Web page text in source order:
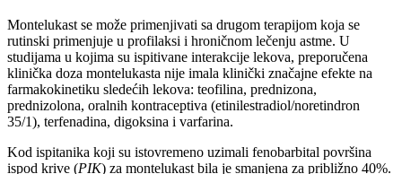
Montelukast se može primenjivati sa drugom terapijom koja se
rutinski primenjuje u profilaksi i hroničnom lečenju astme. U
studijama u kojima su ispitivane interakcije lekova, preporučena
klinička doza montelukasta nije imala klinički značajne efekte na
farmakokinetiku sledećih lekova: teofilina, prednizona,
prednizolona, oralnih kontraceptiva (etinilestradiol/noretindron
35/1), terfenadina, digoksina i varfarina.
Kod ispitanika koji su istovremeno uzimali fenobarbital površina
ispod krive (PIK) za montelukast bila je smanjena za približno 40%.